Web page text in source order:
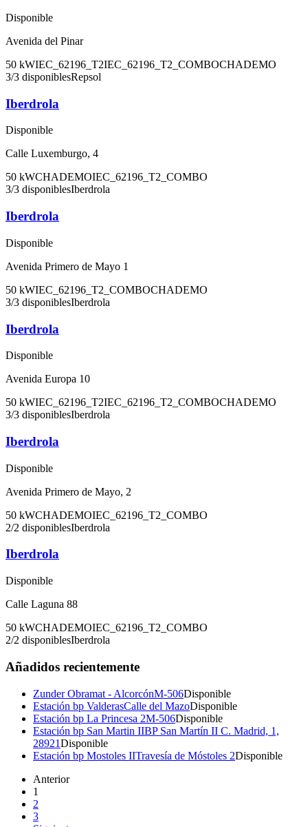
Disponible
Avenida del Pinar
50 kWIEC_62196_T2IEC_62196_T2_COMBOCHADEMO
3/3 disponiblesRepsol
Iberdrola
Disponible
Calle Luxemburgo, 4
50 kWCHADEMOIEC_62196_T2_COMBO
3/3 disponiblesIberdrola
Iberdrola
Disponible
Avenida Primero de Mayo 1
50 kWIEC_62196_T2_COMBOCHADEMO
3/3 disponiblesIberdrola
Iberdrola
Disponible
Avenida Europa 10
50 kWIEC_62196_T2IEC_62196_T2_COMBOCHADEMO
3/3 disponiblesIberdrola
Iberdrola
Disponible
Avenida Primero de Mayo, 2
50 kWCHADEMOIEC_62196_T2_COMBO
2/2 disponiblesIberdrola
Iberdrola
Disponible
Calle Laguna 88
50 kWCHADEMOIEC_62196_T2_COMBO
2/2 disponiblesIberdrola
Añadidos recientemente
Zunder Obramat - AlcorcónM-506Disponible
Estación bp ValderasCalle del MazoDisponible
Estación bp La Princesa 2M-506Disponible
Estación bp San Martin IIBP San Martín II C. Madrid, 1,
28921Disponible
Estación bp Mostoles IITravesía de Móstoles 2Disponible
Anterior
1
2
3